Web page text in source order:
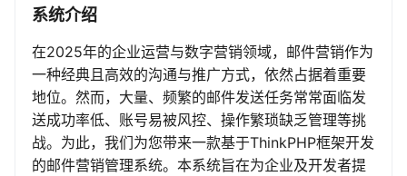
系统介绍
在2025年的企业运营与数字营销领域，邮件营销作为
一种经典且高效的沟通与推广方式，依然占据着重要
地位。然而，大量、频繁的邮件发送任务常常面临发
送成功率低、账号易被风控、操作繁琐缺乏管理等挑
战。为此，我们为您带来一款基于ThinkPHP框架开发
的邮件营销管理系统。本系统旨在为企业及开发者提